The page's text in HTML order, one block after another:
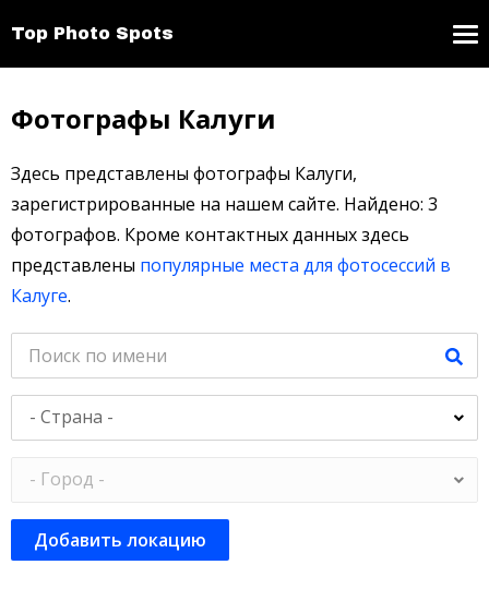
Top Photo Spots
Фотографы Калуги
Здесь представлены фотографы Калуги,
зарегистрированные на нашем сайте. Найдено: 3
фотографов. Кроме контактных данных здесь
представлены популярные места для фотосессий в
Калуге.
Добавить локацию